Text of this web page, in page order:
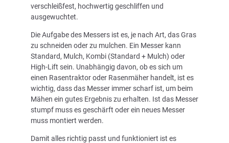
verschleißfest, hochwertig geschliffen und
ausgewuchtet.
Die Aufgabe des Messers ist es, je nach Art, das Gras
zu schneiden oder zu mulchen. Ein Messer kann
Standard, Mulch, Kombi (Standard + Mulch) oder
High-Lift sein. Unabhängig davon, ob es sich um
einen Rasentraktor oder Rasenmäher handelt, ist es
wichtig, dass das Messer immer scharf ist, um beim
Mähen ein gutes Ergebnis zu erhalten. Ist das Messer
stumpf muss es geschärft oder ein neues Messer
muss montiert werden.
Damit alles richtig passt und funktioniert ist es